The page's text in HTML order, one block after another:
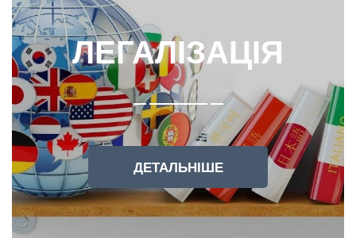
ЛЕГАЛІЗАЦІЯ
ДЕТАЛЬНІШЕ